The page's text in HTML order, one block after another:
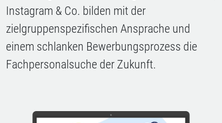
Instagram & Co. bilden mit der
zielgruppenspezifischen Ansprache und
einem schlanken Bewerbungsprozess die
Fachpersonalsuche der Zukunft.